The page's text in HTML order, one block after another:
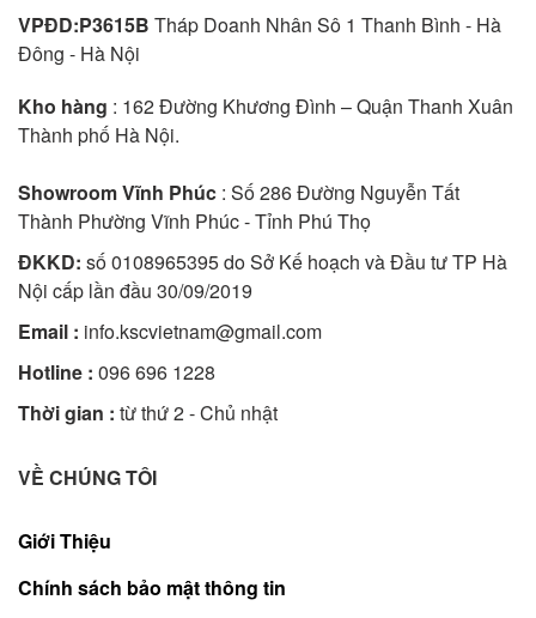
VPĐD:P3615B Tháp Doanh Nhân Sô 1 Thanh Bình - Hà
Đông - Hà Nội
Kho hàng : 162 Đường Khương Đình – Quận Thanh Xuân
Thành phố Hà Nội.
Showroom Vĩnh Phúc : Số 286 Đường Nguyễn Tất
Thành Phường Vĩnh Phúc - Tỉnh Phú Thọ
ĐKKD: số 0108965395 do Sở Kế hoạch và Đầu tư TP Hà
Nội cấp lần đầu 30/09/2019
Email : info.kscvietnam@gmail.com
Hotline : 096 696 1228
Thời gian : từ thứ 2 - Chủ nhật
VỀ CHÚNG TÔI
Giới Thiệu
Chính sách bảo mật thông tin